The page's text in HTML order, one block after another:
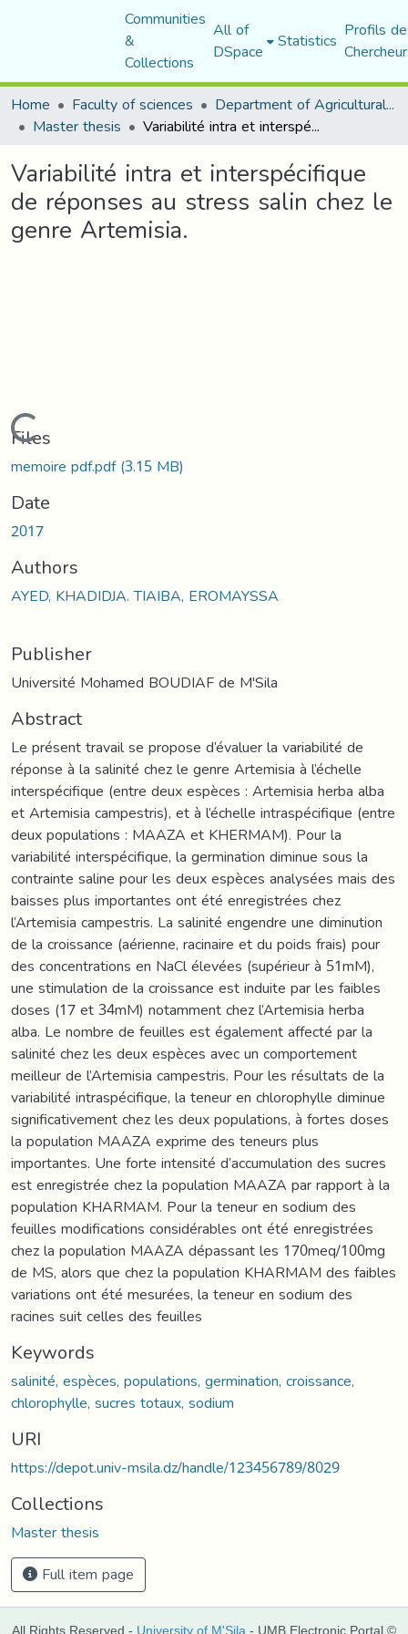
Communities
&
Collections
All of
DSpace Statistics Profils
Home
Faculty of sciences Department of Agricultural Sciences
Master thesis Variabilité intra et interspécifique de réponses au stress salin chez le genre Artemisia.
Variabilité intra et interspécifique
de réponses au stress salin chez le
genre Artemisia.
Loading...
Files
memoire pdf.pdf(3.15 MB)
Date
2017
Authors
AYED, KHADIDJA. TIAIBA, EROMAYSSA
Publisher
Université Mohamed BOUDIAF de M'Sila
Abstract
Le présent travail se propose d’évaluer la variabilité de
réponse à la salinité chez le genre Artemisia à l’échelle
interspécifique (entre deux espèces : Artemisia herba alba
et Artemisia campestris), et à l’échelle intraspécifique (entre
deux populations : MAAZA et KHERMAM). Pour la
variabilité interspécifique, la germination diminue sous la
contrainte saline pour les deux espèces analysées mais des
baisses plus importantes ont été enregistrées chez
l’Artemisia campestris. La salinité engendre une diminution
de la croissance (aérienne, racinaire et du poids frais) pour
des concentrations en NaCl élevées (supérieur à 51mM),
une stimulation de la croissance est induite par les faibles
doses (17 et 34mM) notamment chez l’Artemisia herba
alba. Le nombre de feuilles est également affecté par la
salinité chez les deux espèces avec un comportement
meilleur de l’Artemisia campestris. Pour les résultats de la
variabilité intraspécifique, la teneur en chlorophylle diminue
significativement chez les deux populations, à fortes doses
la population MAAZA exprime des teneurs plus
importantes. Une forte intensité d’accumulation des sucres
est enregistrée chez la population MAAZA par rapport à la
population KHARMAM. Pour la teneur en sodium des
feuilles modifications considérables ont été enregistrées
chez la population MAAZA dépassant les 170meq/100mg
de MS, alors que chez la population KHARMAM des faibles
variations ont été mesurées, la teneur en sodium des
racines suit celles des feuilles
Keywords
salinité, espèces, populations, germination, croissance,
chlorophylle, sucres totaux, sodium
URI
https://depot.univ-msila.dz/handle/123456789/8029
Collections
Master thesis
Full item page
All Rights Reserved - University of M'Sila - UMB Electronic Portal ©